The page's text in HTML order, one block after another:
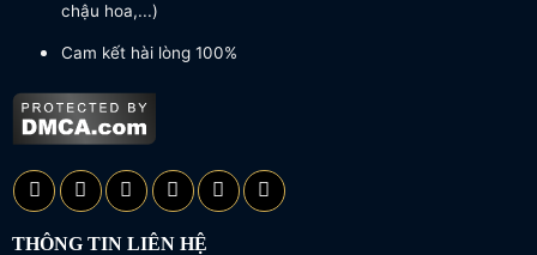
chậu hoa,...)
Cam kết hài lòng 100%
THÔNG TIN LIÊN HỆ